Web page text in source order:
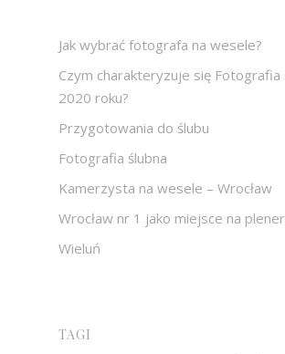
Jak wybrać fotografa na wesele?
Czym charakteryzuje się Fotografia
2020 roku?
Przygotowania do ślubu
Fotografia ślubna
Kamerzysta na wesele – Wrocław
Wrocław nr 1 jako miejsce na
Wieluń
TAGI